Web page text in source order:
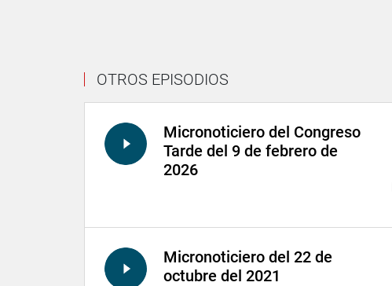
OTROS EPISODIOS
Micronoticiero del Congreso
Tarde del 9 de febrero de
2026
Micronoticiero del 22 de
octubre del 2021